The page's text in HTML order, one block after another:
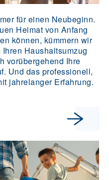
für einen Neubeginn.
Heimat von Anfang
können, kümmern wir
Haushaltsumzug
vorübergehend Ihre
Und das professionell,
jahrelanger Erfahrung.